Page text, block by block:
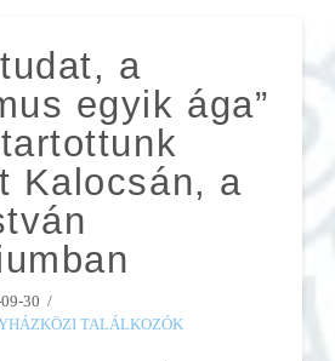
a
egyik ága”
Kalocsán, a
30
TALÁLKOZÓK